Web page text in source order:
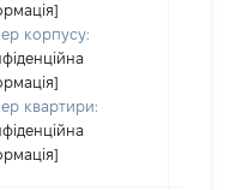
корпусу:
квартири: